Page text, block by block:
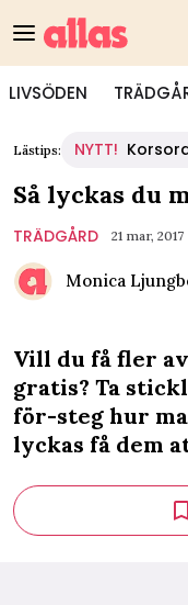
LIVSÖDEN
Lästips: NYTT!
Så lyckas du
TRÄDGÅRD 21 mar, 2017
Monica
Vill du få fler
gratis? Ta
för-steg hur
lyckas få dem